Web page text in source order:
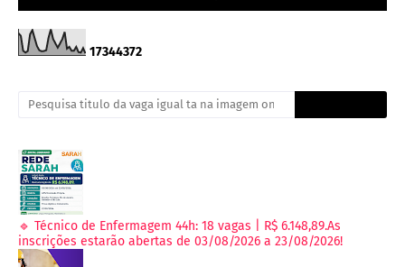
17344372
🔹 Técnico de Enfermagem 44h: 18 vagas | R$ 6.148,89.As
inscrições estarão abertas de 03/08/2026 a 23/08/2026!